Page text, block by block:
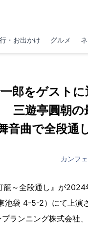
・お出かけ グルメ
郎をゲスト
三遊亭圓朝の
音曲で全段通
カンフ
籠～全段通し』が
袋 4-5-2）にて上演
ランニング株式会社